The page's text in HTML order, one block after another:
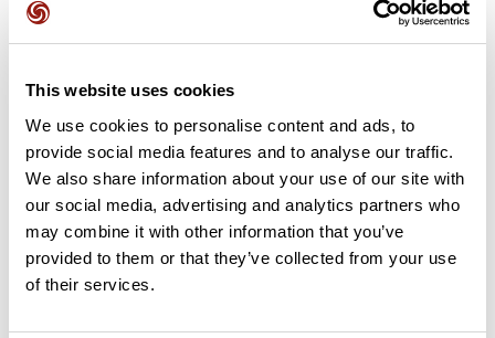
This website uses cookies
We use cookies to personalise content and ads, to
provide social media features and to analyse our traffic.
We also share information about your use of our site with
our social media, advertising and analytics partners who
may combine it with other information that you’ve
provided to them or that they’ve collected from your use
of their services.
Ajouter un avis
Découvrez ce parcours de vélo de 73,6 km à proximité de